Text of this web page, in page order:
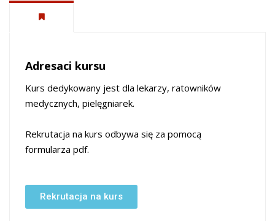
Adresaci kursu
Kurs dedykowany jest dla lekarzy, ratowników
medycznych, pielęgniarek.
Rekrutacja na kurs odbywa się za pomocą
formularza pdf.
Rekrutacja na kurs